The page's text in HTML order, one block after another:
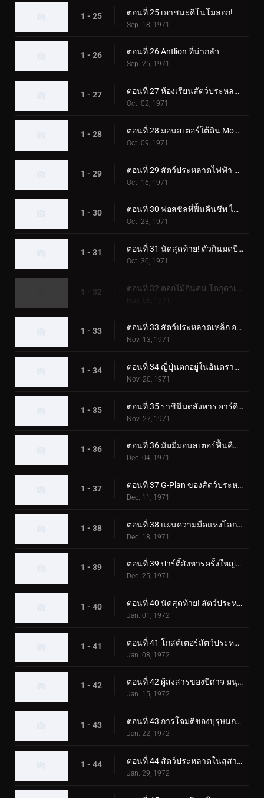
1 - 25 ตอนที่ 25 เอาชนะคิโนโมลอก!
Sep. 18, 1971
1 - 26 ตอนที่ 26 Antlion ที่น่ากลัว
Sep. 25, 1971
1 - 27 ตอนที่ 27 ห้องเรียนสัตว์ประหลาดมูคาเดลาส
Oct. 02, 1971
1 - 28 ตอนที่ 28 มอนสเตอร์ใต้ดิน Mogurang
Oct. 09, 1971
1 - 29 ตอนที่ 29 สัตว์ประหลาดไฟฟ้า คุราเกดอล
Oct. 16, 1971
1 - 30 ตอนที่ 30 ฟอสซิลที่ฟื้นคืนชีพ ไทรโลไบต์ดูดเลือด
Oct. 23, 1971
1 - 31 ตอนที่ 31 นัดสุดท้าย! ตัวกินมดปีศาจ อาริกาบาริ
Oct. 30, 1971
1 - 32
Nov. 06, 1971
1 - 33 ตอนที่ 33 สัตว์ประหลาดเหล็ก อาร์มาดิลอง
Nov. 13, 1971
1 - 34 ตอนที่ 34 ญี่ปุ่นตกอยู่ในอันตราย! การรุกรานของกามาจิลเลอร์
Nov. 20, 1971
1 - 35 ตอนที่ 35 ราชินีมดสังหาร อาร์คิมิดีส
Nov. 27, 1971
1 - 36 ตอนที่ 36 มัมมี่มอนสเตอร์ฟื้นคืนชีพ อิยิปตัส
Dec. 04, 1971
1 - 37 ตอนที่ 37 G-Plan ของสัตว์ประหลาดก๊าซพิษ Trickabuto
Dec. 11, 1971
1 - 38 ตอนที่ 38 แผนความมืดแห่งโลกของ Lightning Monster Eiking
Dec. 18, 1971
1 - 39 ตอนที่ 39 ปาร์ตี้สังหารครั้งใหญ่ของมนุษย์หมาป่าปีศาจ
Dec. 25, 1971
1 - 40 ตอนที่ 40 นัดสุดท้าย! สัตว์ประหลาดสโนว์แมนปะทะทูไรเดอร์
Jan. 01, 1972
1 - 41 ตอนที่ 41 โกสต์เตอร์สัตว์ประหลาดแมกม่า การต่อสู้ขั้นแตกหักที่ซากุระจิมะ
Jan. 08, 1972
1 - 42 ตอนที่ 42 ผู้ส่งสารของปีศาจ มนุษย์บินลึกลับ
Jan. 15, 1972
1 - 43 ตอนที่ 43 การโจมตีของบุรุษนกลึกลับ พราโนดอน
Jan. 22, 1972
1 - 44 ตอนที่ 44 สัตว์ประหลาดในสุสาน คาบินก้า
Jan. 29, 1972